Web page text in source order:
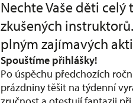
Nechte Vaše děti
zkušených
plným zajímavých
Spouštíme přihlášky!
Po úspěchu předchozích
prázdniny těšit na týdenní